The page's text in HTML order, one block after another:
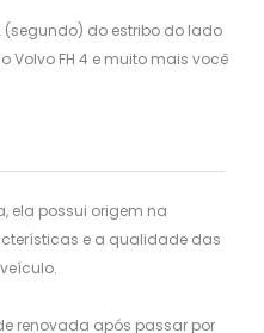
(segundo) do estribo do lado
FH 4 e muito mais você
ela possui origem na
e a qualidade das
renovada após passar por